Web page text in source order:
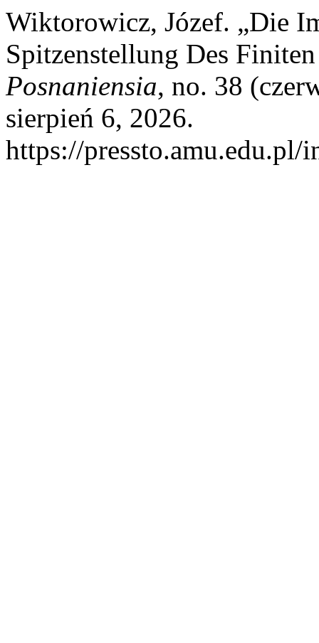
Wiktorowicz, Józef. „Die
Spitzenstellung Des
Posnaniensia, no. 38
sierpień 6, 2026.
https://